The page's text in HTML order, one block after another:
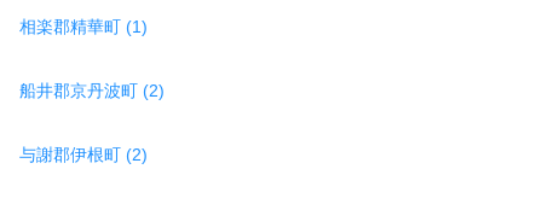
相楽郡精華町 (1)
船井郡京丹波町 (2)
与謝郡伊根町 (2)